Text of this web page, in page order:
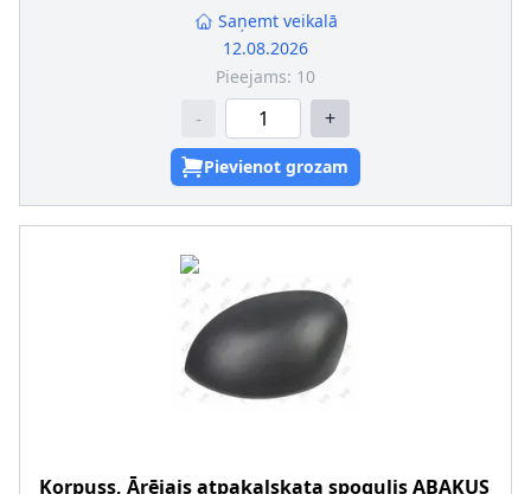
Saņemt veikalā
12.08.2026
Pieejams: 10
- +
Pievienot grozam
Korpuss, Ārējais atpakaļskata spogulisABAKUS